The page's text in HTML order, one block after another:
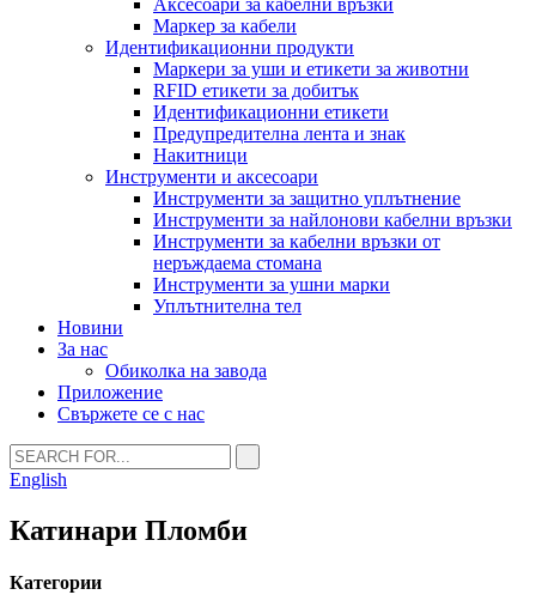
Аксесоари за кабелни връзки
Маркер за кабели
Идентификационни продукти
Маркери за уши и етикети за животни
RFID етикети за добитък
Идентификационни етикети
Предупредителна лента и знак
Накитници
Инструменти и аксесоари
Инструменти за защитно уплътнение
Инструменти за найлонови кабелни връзки
Инструменти за кабелни връзки от
неръждаема стомана
Инструменти за ушни марки
Уплътнителна тел
Новини
За нас
Обиколка на завода
Приложение
Свържете се с нас
English
Катинари Пломби
Категории